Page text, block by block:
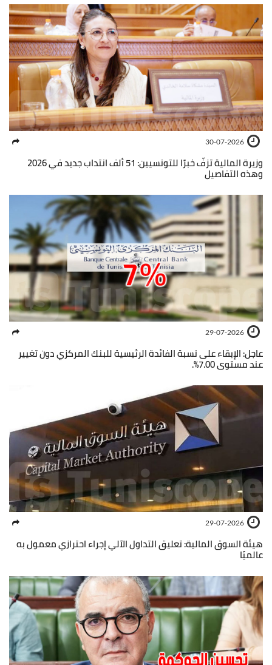
30-07-2026
وزيرة المالية تزفّ خبرًا للتونسيين: 51 ألف انتداب جديد في 2026
وهذه التفاصيل
29-07-2026
عاجل: الإبقاء على نسبة الفائدة الرئيسية للبنك المركزي دون تغيير
عند مستوى 7.00%.
29-07-2026
هيئة السوق المالية: تعليق التداول الآلي إجراء احترازي معمول به
عالميًا